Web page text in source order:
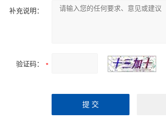
补充说明：
验证码：